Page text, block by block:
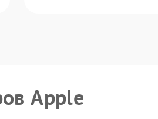
Apple